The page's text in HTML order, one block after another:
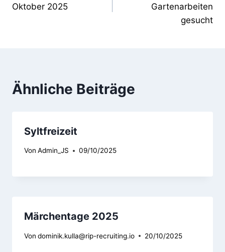
Oktober 2025
Gartenarbeiten
gesucht
Ähnliche Beiträge
Syltfreizeit
Von Admin_JS 09/10/2025
Märchentage 2025
Von dominik.kulla@rip-recruiting.io 20/10/2025